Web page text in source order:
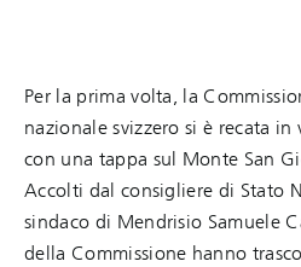
Per la prima volta, la
nazionale svizzero si è recata
con una tappa sul Monte San
Accolti dal consigliere di Stato
sindaco di Mendrisio Samuele
della Commissione hanno